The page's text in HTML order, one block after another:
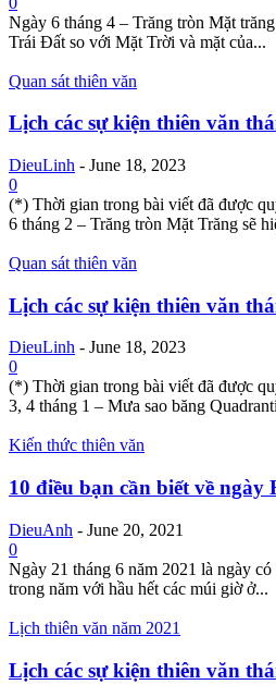
Ngày 6 tháng 4 – Trăng tròn Mặt
Trái Đất so với Mặt Trời và mặt của...
Quan sát thiên văn
Lịch các sự kiện thiên văn
DieuLinh - June 18, 2023
0
(*) Thời gian trong bài viết đã được
6 tháng 2 – Trăng tròn Mặt Trăng sẽ
Quan sát thiên văn
Lịch các sự kiện thiên văn
DieuLinh - June 18, 2023
0
(*) Thời gian trong bài viết đã được
3, 4 tháng 1 – Mưa sao băng
Kiến thức thiên văn
10 điều bạn cần biết về ngày
DieuAnh - June 20, 2021
0
Ngày 21 tháng 6 năm 2021 là ngày
trong năm với hầu hết các múi giờ ở...
Lịch thiên văn năm 2021
Lịch các sự kiện thiên văn